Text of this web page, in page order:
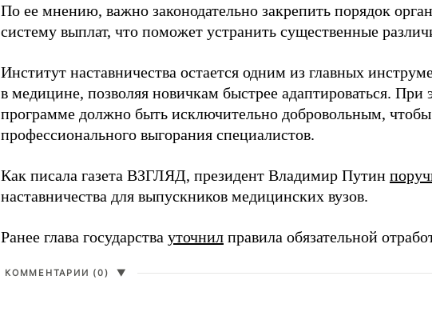
По ее мнению, важно законодательно закрепить порядок
систему выплат, что поможет устранить существенные
Институт наставничества остается одним из главных
в медицине, позволяя новичкам быстрее адаптироваться. При
программе должно быть исключительно добровольным, чтобы
профессионального выгорания специалистов.
Как писала газета ВЗГЛЯД, президент Владимир Путин
наставничества для выпускников медицинских вузов.
Ранее глава государства уточнил правила обязательной
КОММЕНТАРИИ (0) ▼